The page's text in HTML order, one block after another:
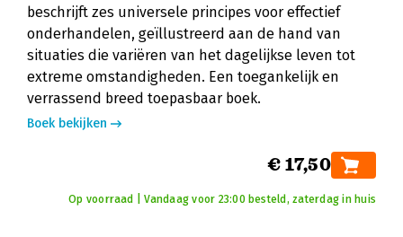
beschrijft zes universele principes voor effectief
onderhandelen, geïllustreerd aan de hand van
situaties die variëren van het dagelijkse leven tot
extreme omstandigheden. Een toegankelijk en
verrassend breed toepasbaar boek.
Boek bekijken
€ 17,50
Op voorraad | Vandaag voor 23:00 besteld, zaterdag in huis